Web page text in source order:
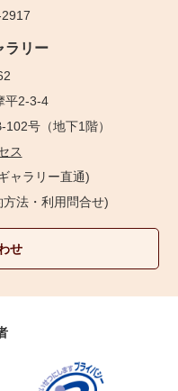
ラリー
平2-3-4
号（地下1階）
ス
ャラリー直通)
法・利用問合せ)
せ